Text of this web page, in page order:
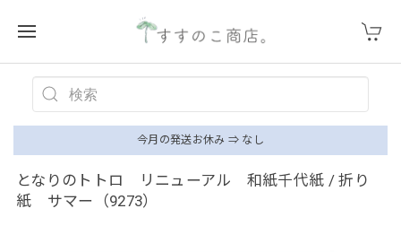
今月の発送お休み ⇒ なし
となりのトトロ リニューアル 和紙千代紙 / 折り
紙 サマー（9273）